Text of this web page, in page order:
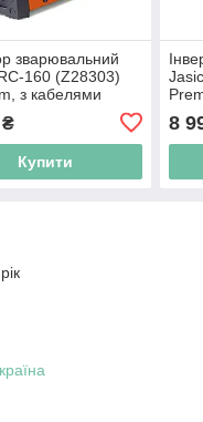
зварювальний
160 (Z28303)
з кабелями
Купити
8